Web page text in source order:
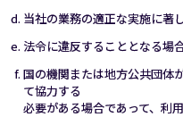
当社の業務の適正な実施に著
法令に違反することとなる場
国の機関または地方公共団体
て協力する
必要がある場合であって、利